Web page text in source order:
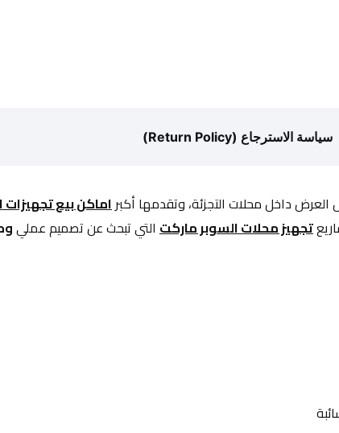
سياسة الاسترجاع (Return Policy)
داخل محلات التجزئة، وتقدمها أكبر اماكن بيع
تجهيز محلات السوبر ماركت التي تبحث عن تصميم عملي